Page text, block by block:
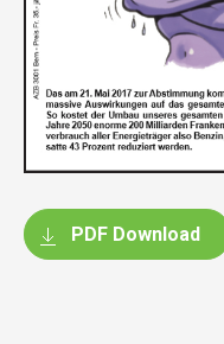
PDF Download